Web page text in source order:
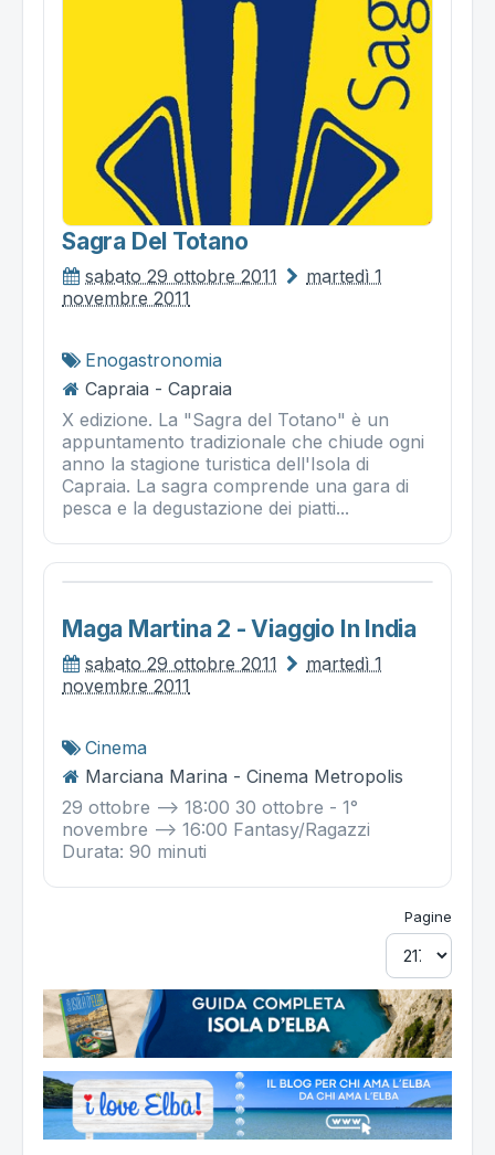
Sagra Del Totano
sabato 29 ottobre 2011
martedì 1
novembre 2011
Enogastronomia
Capraia - Capraia
X edizione. La "Sagra del Totano" è un
appuntamento tradizionale che chiude ogni
anno la stagione turistica dell'Isola di
Capraia. La sagra comprende una gara di
pesca e la degustazione dei piatti...
Maga Martina 2 - Viaggio In India
sabato 29 ottobre 2011
martedì 1
novembre 2011
Cinema
Marciana Marina - Cinema Metropolis
29 ottobre --> 18:00 30 ottobre - 1°
novembre --> 16:00 Fantasy/Ragazzi
Durata: 90 minuti
Pagine